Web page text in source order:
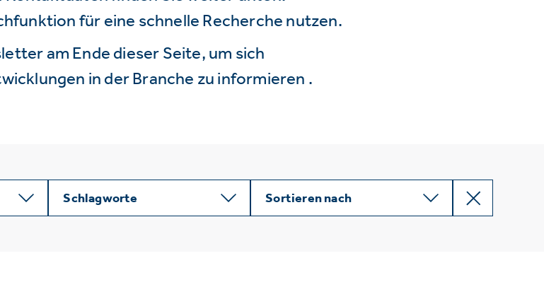
für eine schnelle Recherche nutzen.
am Ende dieser Seite, um sich
in der Branche zu informieren .
Schlagworte Sortieren nach